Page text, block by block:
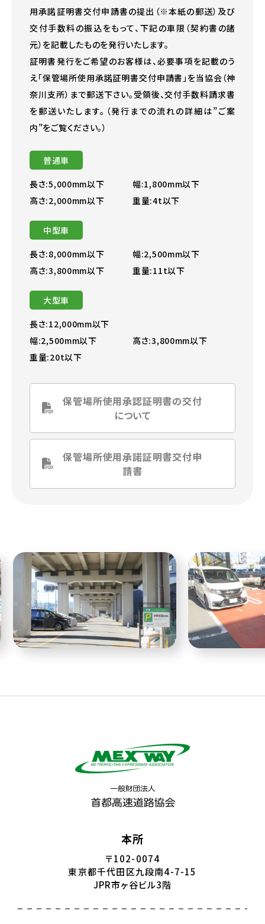
用承諾証明書交付申請書の提出（※本紙の郵送）及び
交付手数料の振込をもって、下記の車限（契約書の諸
元）を記載したものを発行いたします。
証明書発行をご希望のお客様は、必要事項を記載のう
え「保管場所使用承諾証明書交付申請書」を当協会（神
奈川支所）まで郵送下さい。受領後、交付手数料請求書
を郵送いたします。（発行までの流れの詳細は”ご案
内”をご覧ください。）
普通車
長さ:5,000mm以下
幅:1,800mm以下
高さ:2,000mm以下
重量:4t以下
中型車
長さ:8,000mm以下
幅:2,500mm以下
高さ:3,800mm以下
重量:11t以下
大型車
長さ:12,000mm以下
幅:2,500mm以下
高さ:3,800mm以下
重量:20t以下
保管場所使用承認証明書の交付
について
保管場所使用承諾証明書交付申
請書
本所
〒102-0074
東京都千代田区九段南4-7-15
JPR市ヶ谷ビル3階